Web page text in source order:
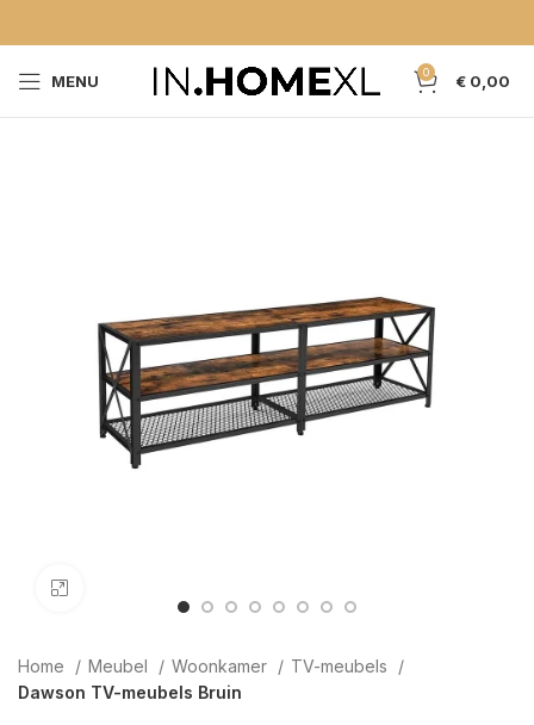
MENU 0 € 0,00
Home Meubel Woonkamer
TV-meubels
Dawson TV-meubels Bruin